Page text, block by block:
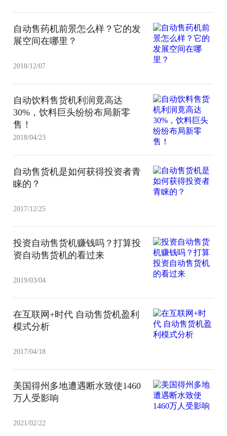
自动售药机前景怎么样？它的发
展空间在哪里？
2018/12/07
自动饮料售货机利润竟高达
30%，饮料巨头纷纷布局新零
售！
2018/04/23
自动售货机是如何获得投资者青
睐的？
2017/12/25
投资自动售货机赚钱吗？打算投
资自动售货机的看过来
2019/03/04
在互联网+时代 自动售货机盈利
模式分析
2017/04/18
美国得州多地遭遇断水致使1460
万人受影响
2021/02/22